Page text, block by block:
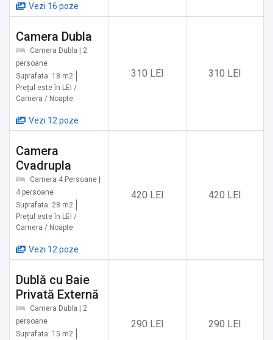
✔️ Închiriere biciclete (se rezervă telefonic cu câteva zile
înainte)
✔️ Trasee montane (cu plecare direct din apropierea
cabanei)
✔️ Schi, săniuș, tubing – Pârtiile Zănoaga (Brava Park)
✔️ Zbor cu parapanta
✔️ Zbor cu avionul – traseu Brașov – Râșnov – Bran
✔️ Biliard și bowling – locația „La Lupi”
✔️ Secret Room (escape room)
✔️ Paintball
✔️ Închiriere teren de fotbal
✔️ Bob – Cheile Grădiștei
✔️ ATV / Buggy / trotinete electrice (trasee cu ghid)
✔️ Trasee montane cu mașini off-road
✔️ Plimbări cu sania trasă de cai
Servicii suplimentare incluse in pret:
Vezi 16 poze
Camera Dubla
Camera Dubla | 2
persoane
Suprafata: 18 m2
Prețul este în LEI /
Camera / Noapte
Vezi 12 poze
310 LEI 310 LEI
Camera
Cvadrupla
Camera 4 Persoane |
4 persoane
Suprafata: 28 m2
Prețul este în LEI /
Camera / Noapte
Vezi 12 poze
420 LEI 420 LEI
Dublă cu Baie
Privată Externă
Camera Dubla | 2
persoane
Suprafata: 15 m2
290 LEI 290 LEI